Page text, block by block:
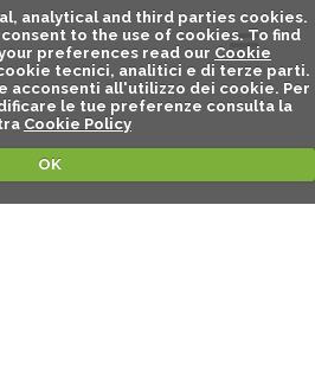
analytical and third parties cookies.
to the use of cookies. To find
preferences read our Cookie
tecnici, analitici e di terze parti.
acconsenti all'utilizzo dei cookie. Per
le tue preferenze consulta la
Cookie Policy
OK